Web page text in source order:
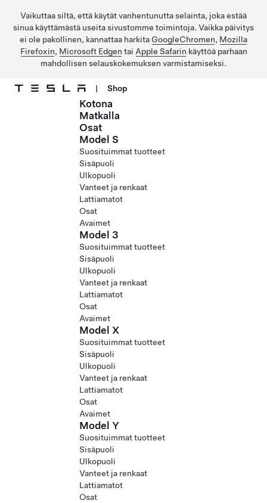
Vaikuttaa siltä, että käytät vanhentunutta selainta, joka estää
sinua käyttämästä useita sivustomme toimintoja. Vaikka päivitys
ei ole pakollinen, kannattaa harkita GoogleChromen, Mozilla
Firefoxin, Microsoft Edgen tai Apple Safarin käyttöä parhaan
mahdollisen selauskokemuksen varmistamiseksi.
| Shop
Kotona
Matkalla
Osat
Model S
Suosituimmat tuotteet
Sisäpuoli
Ulkopuoli
Vanteet ja renkaat
Lattiamatot
Osat
Avaimet
Model 3
Suosituimmat tuotteet
Sisäpuoli
Ulkopuoli
Vanteet ja renkaat
Lattiamatot
Osat
Avaimet
Model X
Suosituimmat tuotteet
Sisäpuoli
Ulkopuoli
Vanteet ja renkaat
Lattiamatot
Osat
Avaimet
Model Y
Suosituimmat tuotteet
Sisäpuoli
Ulkopuoli
Vanteet ja renkaat
Lattiamatot
Osat